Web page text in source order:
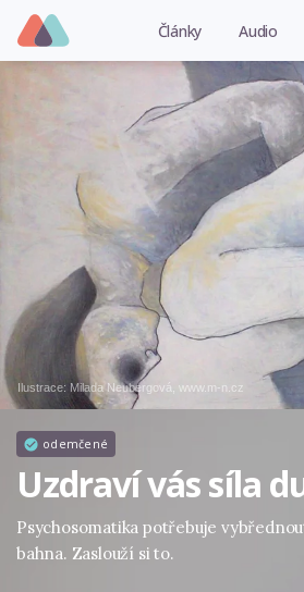
Články Audio
Ilustrace: Milada Neubergová, www.m-n.cz
odemčené
Uzdraví vás síla
Psychosomatika potřebuje
bahna. Zaslouží si to.